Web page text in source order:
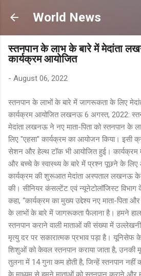
Skip to main
World News
स्तनपान के लाभ के बारे में मेदांता
कार्यक्रम आयोजित
- August 06, 2022
स्तनपान के लाभों के बारे में जागरूकता के लिए
कार्यक्रम आयोजित लखनऊ 6 अगस्त, 2022:
मेदांता लखनऊ ने नए माता-पिता को स्तनपान के
लिए "एहसा" कार्यक्रम का आयोजन किया। इसी
सेशन और हेल्थ टॉक भी आयोजित हुई। कार्यक्रम में
और बच्चे के स्वास्थ्य के बारे में प्रश्न पूछने के लिए
कार्यक्रम की शुरूआत मेदांता अस्पताल लखनऊ
की। सीनियर कंसल्टेंट एवं न्यूनेटोलॉजिस्ट
कहा, “कार्यक्रम का मुख्य उद्देश्य नए माता-पिता
के लाभों के बारे में जागरूकता फैलाना है। हमने
स्तनपान कराने वाली माताओं की संख्या में
मृत्यु दर पर सकारात्मक प्रभाव पड़ा है।
शिशुओं को केवल स्तनपान कराया जाता है, उनकी
तुलना में 14 गुना कम होती है, जिन्हें स्तनपान नहीं